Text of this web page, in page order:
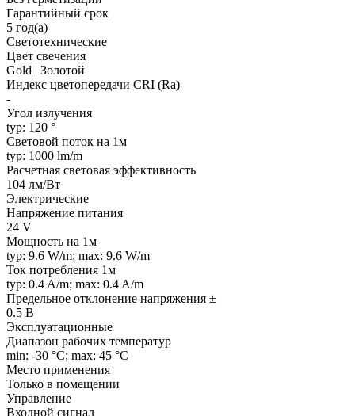
Гарантийный срок
5 год(а)
Светотехнические
Цвет свечения
Gold | Золотой
Индекс цветопередачи CRI (Ra)
-
Угол излучения
typ: 120 °
Световой поток на 1м
typ: 1000 lm/m
Расчетная световая эффективность
104 лм/Вт
Электрические
Напряжение питания
24 V
Мощность на 1м
typ: 9.6 W/m; max: 9.6 W/m
Ток потребления 1м
typ: 0.4 A/m; max: 0.4 A/m
Предельное отклонение напряжения ±
0.5 В
Эксплуатационные
Диапазон рабочих температур
min: -30 °C; max: 45 °C
Место применения
Только в помещении
Управление
Входной сигнал